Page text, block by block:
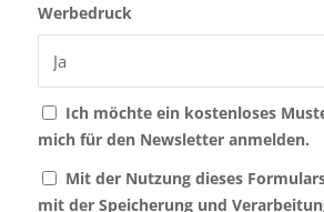
Werbedruck
Ich möchte ein kostenloses
mich für den Newsletter anmelden.
Mit der Nutzung dieses
mit der Speicherung und